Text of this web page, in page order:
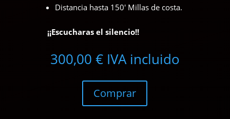
Distancia hasta 150′ Millas de costa.
¡¡Escucharas el silencio!!
300,00 € IVA incluido
Comprar